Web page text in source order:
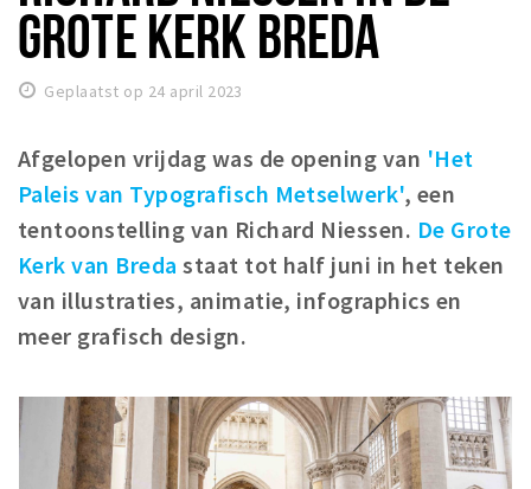
Winkelgebieden
Parkeren
Musea, theaters & podia
Uitjes & activiteiten
Toeristische routes
Natuurgebieden
Baroniepoorten
Sport
Privacy
Inloggen
GROTE KERK BREDA
Geplaatst op 24 april 2023
Afgelopen vrijdag was de opening van 'Het
Paleis van Typografisch Metselwerk', een
tentoonstelling van Richard Niessen. De Grote
Kerk van Breda staat tot half juni in het teken
van illustraties, animatie, infographics en
meer grafisch design.